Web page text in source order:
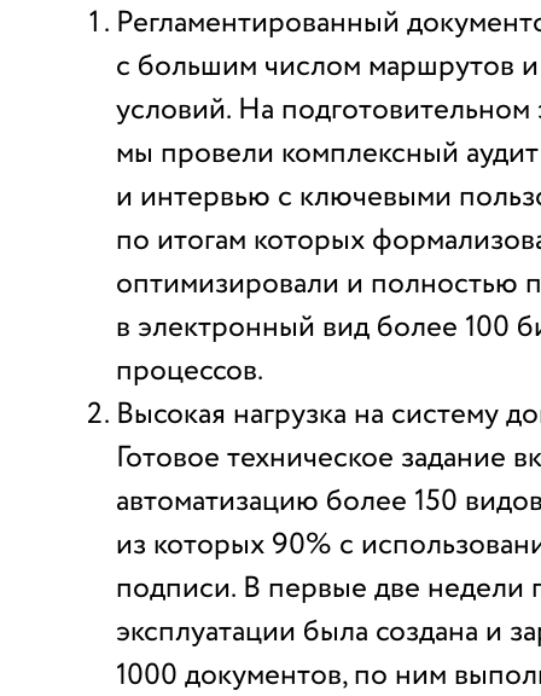
Регламентированный
с большим числом маршрутов
условий. На подготовительном
мы провели комплексный
и интервью с ключевыми
по итогам которых
оптимизировали и полностью
в электронный вид более 100
процессов.
Высокая нагрузка на систему
Готовое техническое задание
автоматизацию более 150
из которых 90% с
подписи. В первые две
эксплуатации была создана и
1000 документов, по ним